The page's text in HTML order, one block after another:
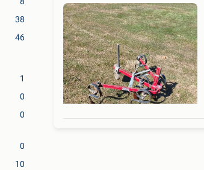
38
46
1
0
0
0
10